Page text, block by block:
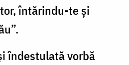
întărindu-te și
îndestulată vorbă